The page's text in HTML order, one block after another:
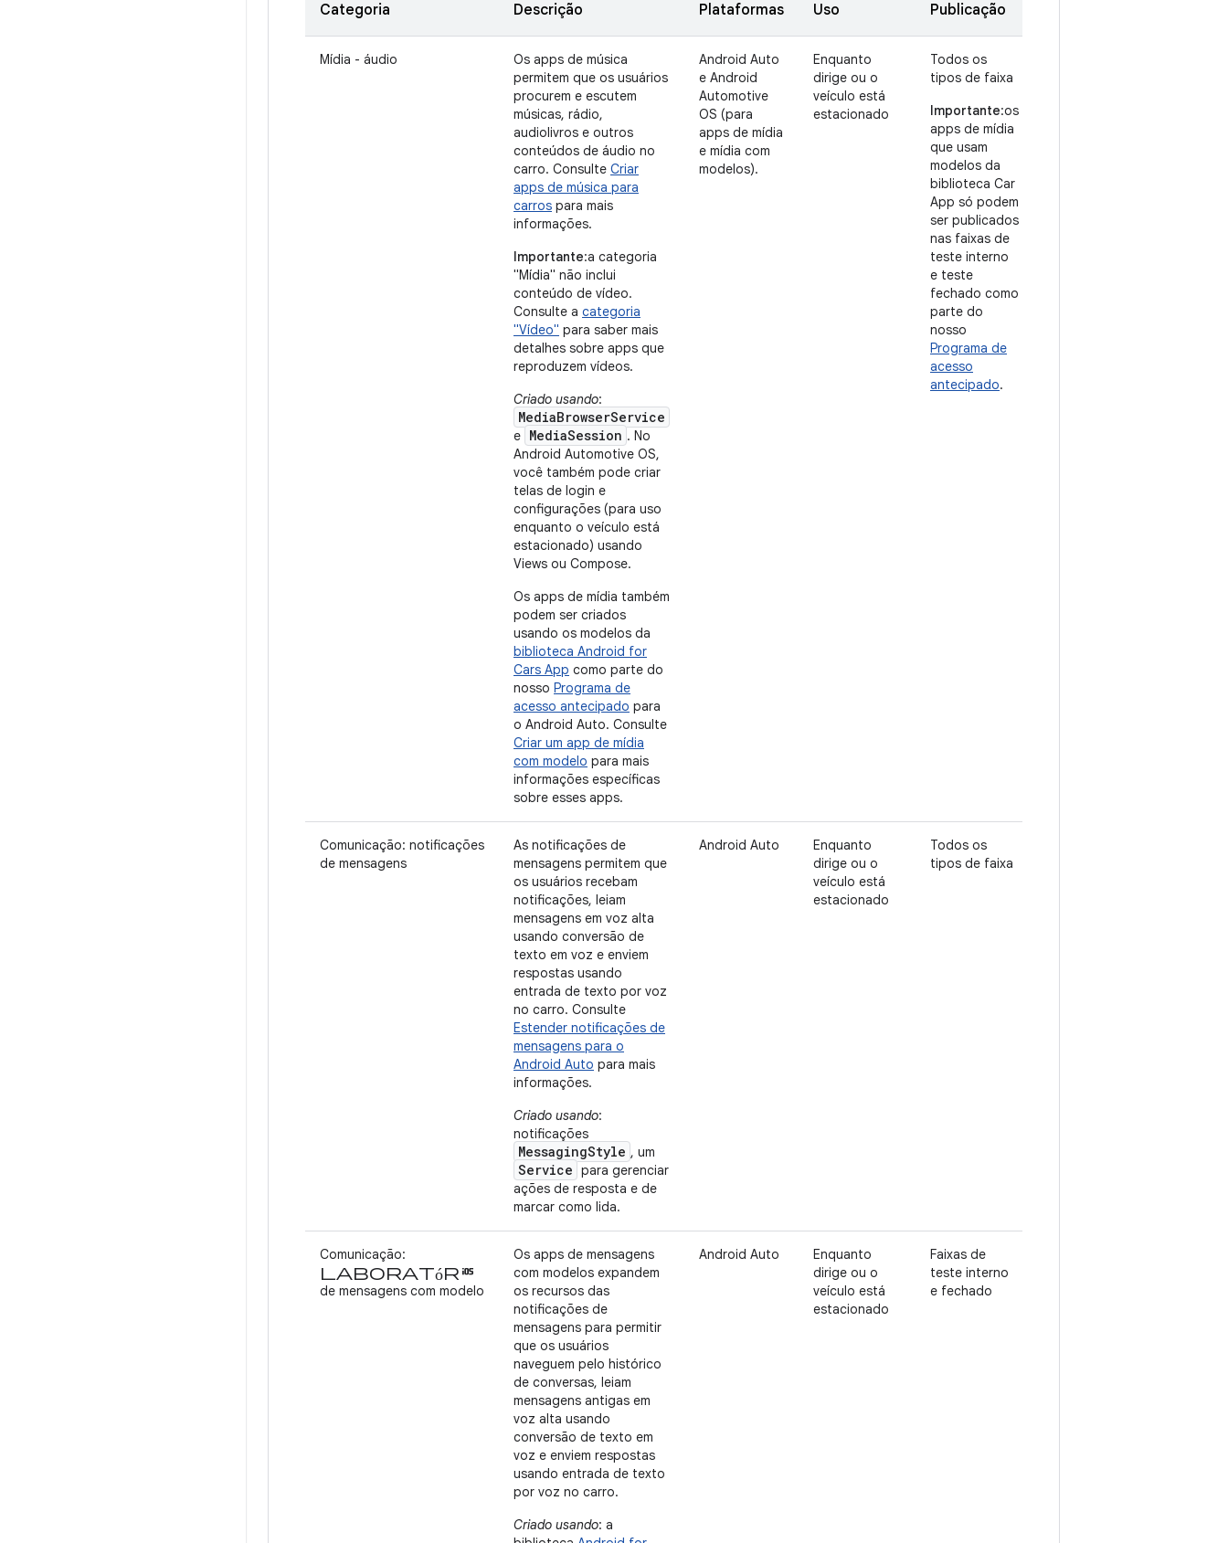
Categoria Descrição Plataformas Uso Publicação
Mídia - áudio
Os apps de música
permitem que os usuários
procurem e escutem
músicas, rádio,
audiolivros e outros
conteúdos de áudio no
carro. Consulte Criar
apps de música para
carros para mais
informações.
Importante:a categoria
"Mídia" não inclui
conteúdo de vídeo.
Consulte a categoria
"Vídeo" para saber mais
detalhes sobre apps que
reproduzem vídeos.
Criado usando:
MediaBrowserService
e MediaSession . No
Android Automotive OS,
você também pode criar
telas de login e
configurações (para uso
enquanto o veículo está
estacionado) usando
Views ou Compose.
Os apps de mídia também
podem ser criados
usando os modelos da
biblioteca Android for
Cars App como parte do
nosso Programa de
acesso antecipado para
o Android Auto. Consulte
Criar um app de mídia
com modelo para mais
informações específicas
sobre esses apps.
Android Auto
e Android
Automotive
OS (para
apps de mídia
e mídia com
modelos).
Enquanto
dirige ou o
veículo está
estacionado
Todos os
tipos de faixa
Importante:os
apps de mídia
que usam
modelos da
biblioteca Car
App só podem
ser publicados
nas faixas de
teste interno
e teste
fechado como
parte do
nosso
Programa de
acesso
antecipado.
Comunicação: notificações
de mensagens
As notificações de
mensagens permitem que
os usuários recebam
notificações, leiam
mensagens em voz alta
usando conversão de
texto em voz e enviem
respostas usando
entrada de texto por voz
no carro. Consulte
Estender notificações de
mensagens para o
Android Auto para mais
informações.
Criado usando:
notificações
MessagingStyle , um
Service para gerenciar
ações de resposta e de
marcar como lida.
Android Auto
Enquanto
dirige ou o
veículo está
estacionado
Todos os
tipos de faixa
Comunicação:
laboratórios
de mensagens com modelo
Os apps de mensagens
com modelos expandem
os recursos das
notificações de
mensagens para permitir
que os usuários
naveguem pelo histórico
de conversas, leiam
mensagens antigas em
voz alta usando
conversão de texto em
voz e enviem respostas
usando entrada de texto
por voz no carro.
Criado usando: a
Android Auto
Enquanto
dirige ou o
veículo está
estacionado
Faixas de
teste interno
e fechado